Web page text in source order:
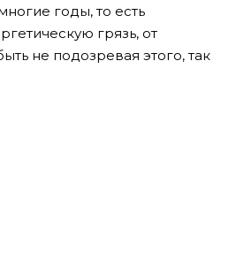
годы, то есть
грязь, от
не подозревая этого, так